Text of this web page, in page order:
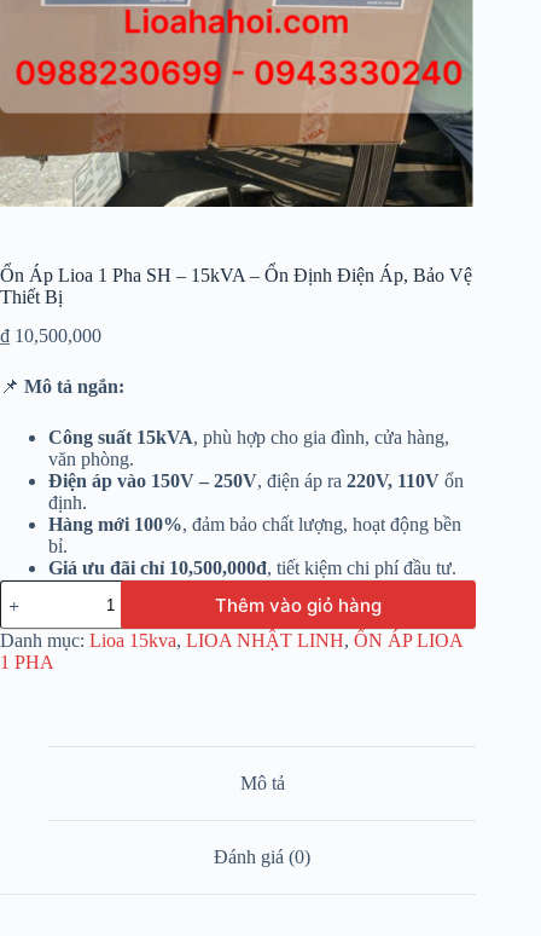
Ổn Áp Lioa 1 Pha SH – 15kVA – Ổn Định Điện Áp, Bảo Vệ
Thiết Bị
₫ 10,500,000
📌 Mô tả ngắn:
Công suất 15kVA, phù hợp cho gia đình, cửa hàng,
văn phòng.
Điện áp vào 150V – 250V, điện áp ra 220V, 110V ổn
định.
Hàng mới 100%, đảm bảo chất lượng, hoạt động bền
bỉ.
Giá ưu đãi chỉ 10,500,000đ, tiết kiệm chi phí đầu tư.
Thêm vào giỏ hàng
Danh mục: Lioa 15kva, LIOA NHẬT LINH, ỔN ÁP LIOA
1 PHA
Mô tả
Đánh giá (0)